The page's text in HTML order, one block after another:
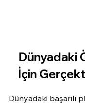
Dünyadaki
İçin
Dünyadaki başarılı